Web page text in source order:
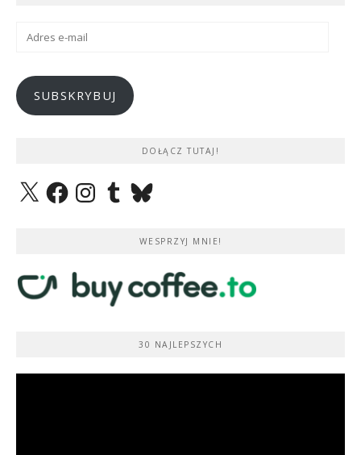
Adres
SUBSKRYBUJ
DOŁĄCZ TUTAJ!
X FacebookInstagramTumblrBluesky
WESPRZYJ MNIE!
30 NAJLEPSZYCH